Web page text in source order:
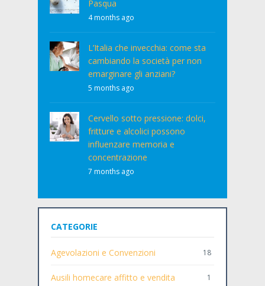
Pasqua
4 months ago
L’Italia che invecchia: come sta
cambiando la società per non
emarginare gli anziani?
5 months ago
Cervello sotto pressione: dolci,
fritture e alcolici possono
influenzare memoria e
concentrazione
7 months ago
CATEGORIE
Agevolazioni e Convenzioni 18
Ausili homecare affitto e vendita 1